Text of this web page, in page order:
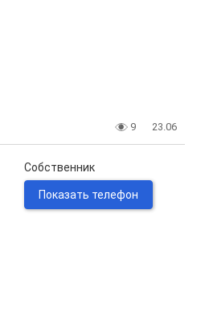
9 23.06
Собственник
Показать телефон